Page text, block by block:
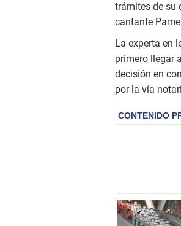
trámites de su
cantante
La experta en
primero llegar
decisión en
por la vía